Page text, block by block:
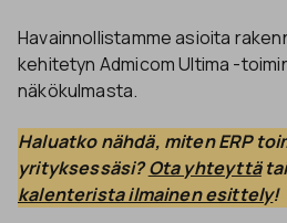
Havainnollistamme asioita
kehitetyn Admicom Ultima -
näkökulmasta.
Haluatko nähdä, miten ERP
yrityksessäsi? Ota yhteyttä
kalenterista ilmainen esittely!